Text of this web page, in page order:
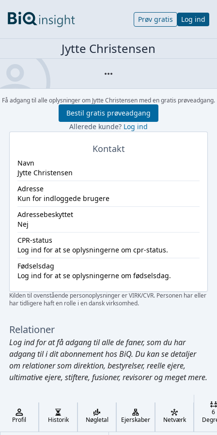
Cmd/Ctrl + K
Prøv gratis Log ind
Jytte Christensen
Få adgang til alle oplysninger om Jytte Christensen med en gratis prøveadgang.
Bestil gratis prøveadgang
Allerede kunde? Log ind
Kontakt
Navn
Jytte Christensen
Adresse
Kun for indloggede brugere
Adressebeskyttet
Nej
CPR-status
Log ind for at se oplysningerne om cpr-status.
Fødselsdag
Log ind for at se oplysningerne om fødselsdag.
Kilden til ovenstående personoplysninger er VIRK/CVR. Personen har eller
har tidligere haft en rolle i en dansk virksomhed.
Relationer
Log indfor at få adgang til alle de faner, som du har
adgang til i dit abonnement hos BiQ. Du kan se detaljer
om relationer som direktion, bestyrelser, reelle ejere,
ultimative ejere, stiftere, fusioner, revisorer og meget mere.
Profil Historik Nøgletal Ejerskaber Netværk
6